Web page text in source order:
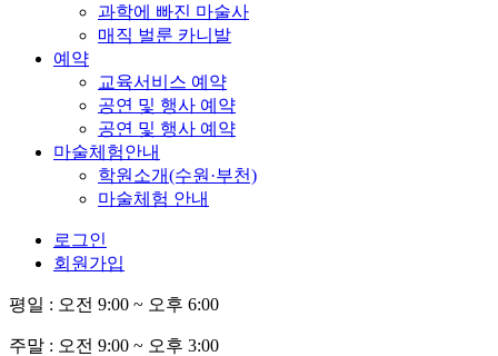
과학에 빠진 마술사
매직 벌룬 카니발
예약
교육서비스 예약
공연 및 행사 예약
공연 및 행사 예약
마술체험안내
학원소개(수원·부천)
마술체험 안내
로그인
회원가입
평일 : 오전 9:00 ~ 오후 6:00
주말 : 오전 9:00 ~ 오후 3:00